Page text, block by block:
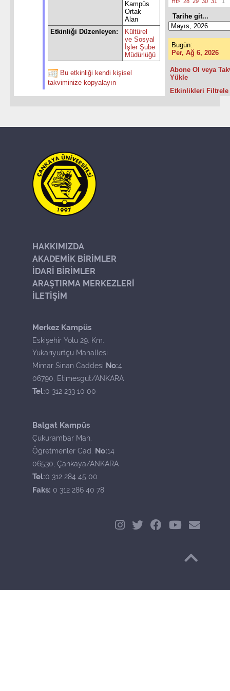
Kampüs
Ortak
Alan
Etkinliği Düzenleyen:
Kültürel
ve Sosyal
İşler Şube
Müdürlüğü
Bu etkinliği kendi kişisel
takviminize kopyalayın
Tarihe git...
Bugün:
Per, Ağ 6, 2026
Abone Ol veya
Yükle
Etkinlikleri Filtrele
HAKKIMIZDA
AKADEMİK BİRİMLER
İDARİ BİRİMLER
ARAŞTIRMA MERKEZLERİ
İLETİŞİM
Merkez Kampüs
Eskişehir Yolu 29. Km.
Yukarıyurtçu Mahallesi
Mimar Sinan Caddesi No:4
06790, Etimesgut/ANKARA
Tel:0 312 233 10 00
Balgat Kampüs
Çukurambar Mah.
Öğretmenler Cad. No:14
06530, Çankaya/ANKARA
Tel:0 312 284 45 00
Faks: 0 312 286 40 78